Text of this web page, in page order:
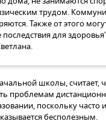
трудом.
Также от этого
для
школы, считает,
проблемам
поскольку часто
бесполезным.